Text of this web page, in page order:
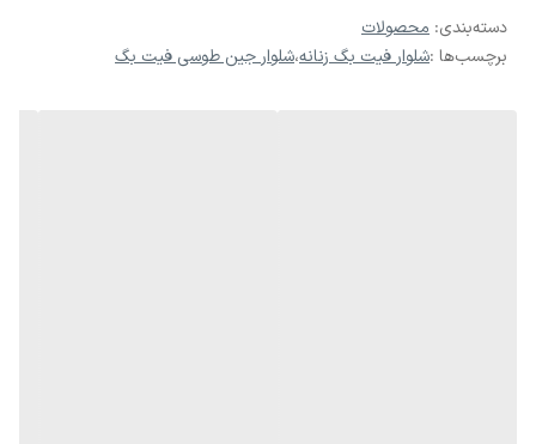
دسته‌بندی: محصولات
برچسب‌ها :شلوار فیت بگ زنانه،شلوار جین طوسی فیت بگ